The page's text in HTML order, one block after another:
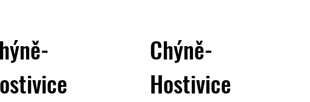
Chýně-
Hostivice